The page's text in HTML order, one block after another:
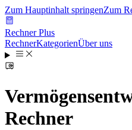
Zum Hauptinhalt springenZum
Rechner Plus
RechnerKategorienÜber uns
Rechner